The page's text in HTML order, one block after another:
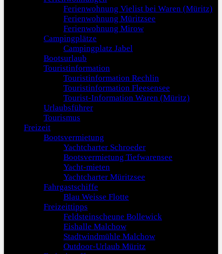
Ferienwohnung Vielist bei Waren (Müritz)
Ferienwohnung Müritzsee
Ferienwohnung Mirow
Campingplätze
Campingplatz Jabel
Bootsurlaub
Touristinformation
Touristinformation Rechlin
Touristinformation Fleesensee
Tourist-Information Waren (Müritz)
Urlaubsführer
Tourismus
Freizeit
Bootsvermietung
Yachtcharter Schroeder
Bootsvermietung Tiefwarensee
Yacht-mieten
Yachtcharter Müritzsee
Fahrgastschiffe
Blau Weisse Flotte
Freizeittipps
Feldsteinscheune Bollewick
Eishalle Malchow
Stadtwindmühle Malchow
Outdoor-Urlaub Müritz